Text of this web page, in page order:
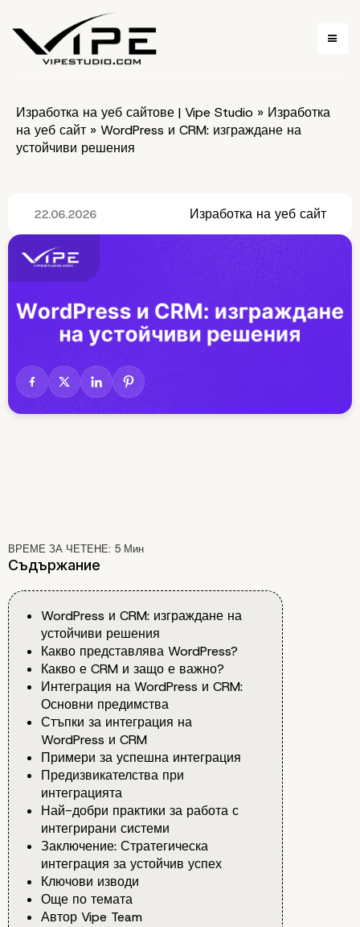
Изработка на уеб сайтове | Vipe Studio » Изработка
на уеб сайт » WordPress и CRM: изграждане на
устойчиви решения
22.06.2026 Изработка на уеб сайт
ВРЕМЕ ЗА ЧЕТЕНЕ: 5 Мин
Съдържание
WordPress и CRM: изграждане на
устойчиви решения
Какво представлява WordPress?
Какво е CRM и защо е важно?
Интеграция на WordPress и CRM:
Основни предимства
Стъпки за интеграция на
WordPress и CRM
Примери за успешна интеграция
Предизвикателства при
интеграцията
Най-добри практики за работа с
интегрирани системи
Заключение: Стратегическа
интеграция за устойчив успех
Ключови изводи
Още по темата
Автор Vipe Team